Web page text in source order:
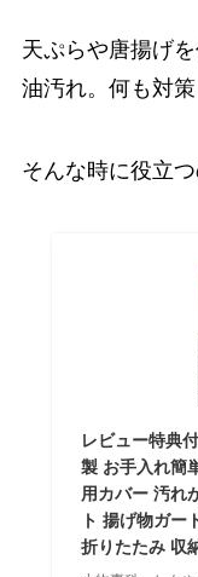
天ぷらや唐揚げ
油汚れ。何も対
そんな時に役立
レビュー特典
製 お手入れ簡
用カバー 汚れ
ト 揚げ物ガー
折りたたみ 収